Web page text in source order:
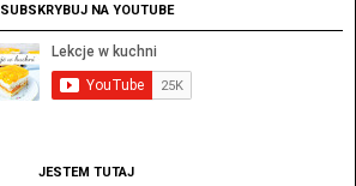
SUBSKRYBUJ NA YOUTUBE
JESTEM TUTAJ